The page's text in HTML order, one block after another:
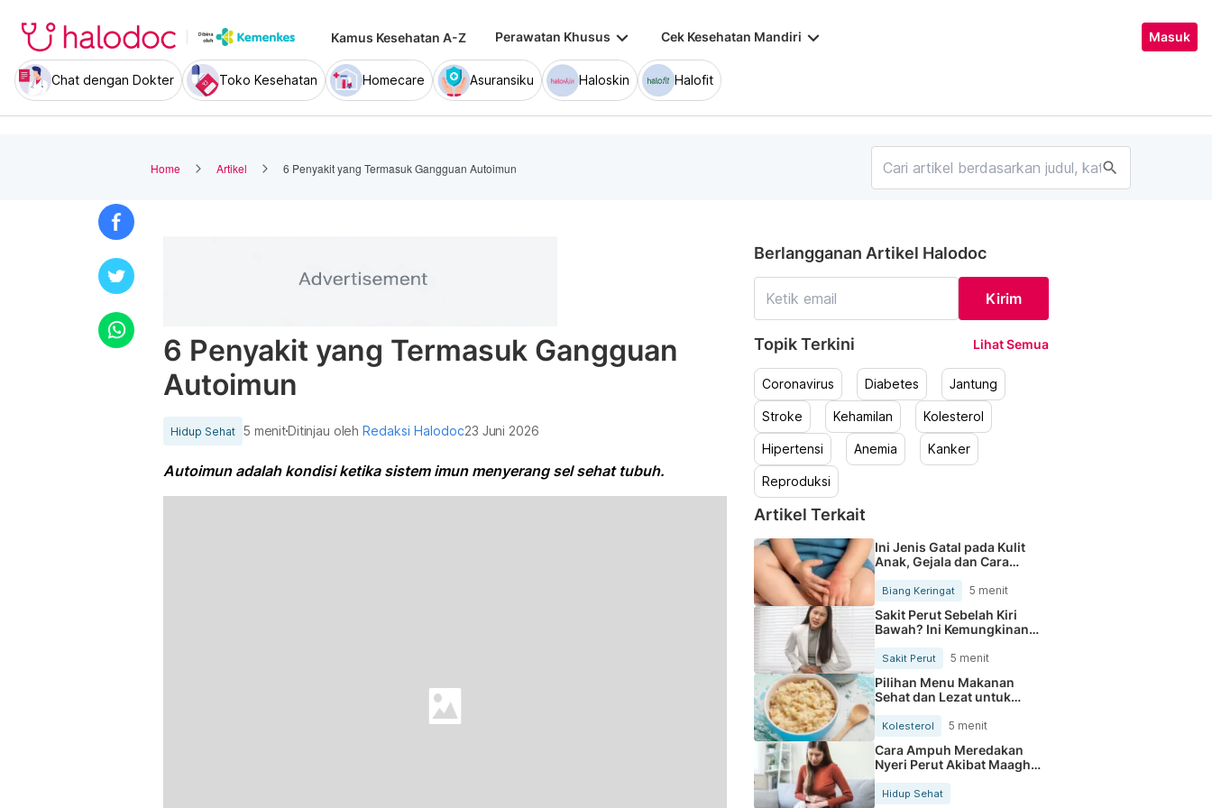
Kamus Kesehatan A-Z Perawatan Khusus keyboard_arrow_down Cek Kesehatan Mandiri keyboard_arrow_down Masuk
Chat dengan Dokter Toko Kesehatan Homecare Asuransiku Haloskin Halofit
Home Artikel 6 Penyakit yang Termasuk Gangguan Autoimun search
6 Penyakit yang Termasuk Gangguan
Autoimun
Hidup Sehat 5 menitDitinjau olehRedaksi Halodoc23 Juni 2026
Autoimun adalah kondisi ketika sistem imun menyerang sel sehat tubuh.
Berlangganan Artikel Halodoc
Kirim
Topik Terkini Lihat Semua
Coronavirus Diabetes Jantung
Stroke Kehamilan Kolesterol
Hipertensi Anemia Kanker
Reproduksi
Artikel Terkait
Ini Jenis Gatal pada Kulit
Anak, Gejala dan Cara
Mengobatinya
Biang Keringat 5 menit
Sakit Perut Sebelah Kiri
Bawah? Ini Kemungkinan
Sakit Perut 5 menit
Pilihan Menu Makanan
Sehat dan Lezat untuk
Mengurangi Kolesterol
Kolesterol 5 menit
Cara Ampuh Meredakan
Nyeri Perut Akibat Maagh
Kambuh
Hidup Sehat